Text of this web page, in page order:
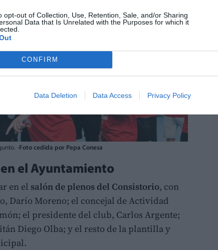
opt-out of Collection, Use, Retention, Sale, and/or Sharing
Data that Is Unrelated with the Purposes for which it
CONFIRM
Data Deletion Data Access Privacy Policy
-Foto cedida por Pepa Conesa
el Ayuntamiento
en el salón de plenos del Consistorio, con
Darío Moreno; el concejal de Actividad
el presidente del club, Carlos Argente;
Diego Olba; y el resto de la plantilla y